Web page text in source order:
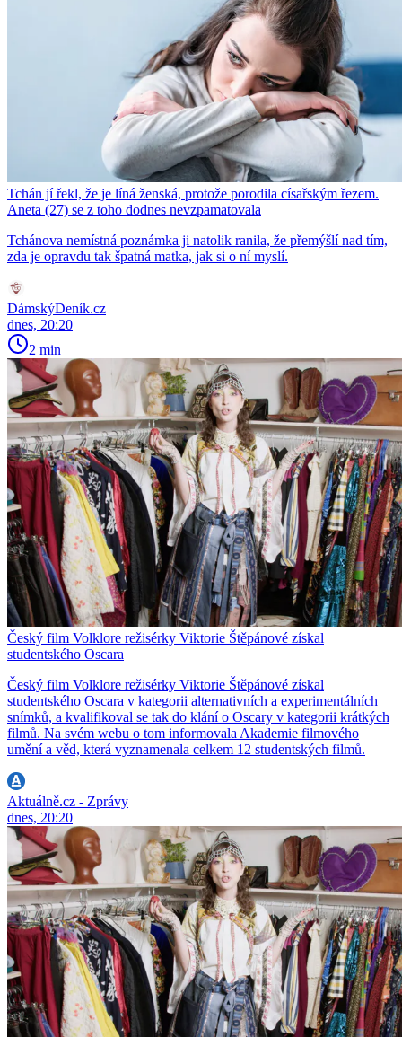
Tchán jí řekl, že je líná ženská, protože porodila císařským řezem.
Aneta (27) se z toho dodnes nevzpamatovala
Tchánova nemístná poznámka ji natolik ranila, že přemýšlí nad tím,
zda je opravdu tak špatná matka, jak si o ní myslí.
DámskýDeník.cz
dnes, 20:20
2 min
Český film Volklore režisérky Viktorie Štěpánové získal
studentského Oscara
Český film Volklore režisérky Viktorie Štěpánové získal
studentského Oscara v kategorii alternativních a experimentálních
snímků, a kvalifikoval se tak do klání o Oscary v kategorii krátkých
filmů. Na svém webu o tom informovala Akademie filmového
umění a věd, která vyznamenala celkem 12 studentských filmů.
Aktuálně.cz - Zprávy
dnes, 20:20